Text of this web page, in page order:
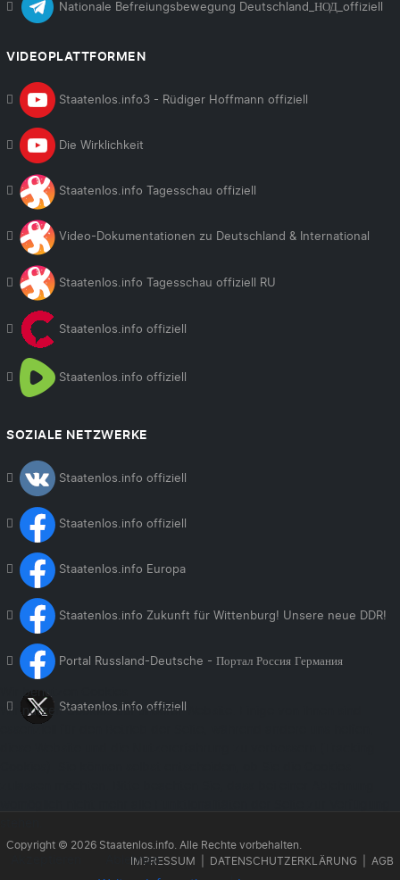
Nationale Befreiungsbewegung Deutschland_НОД_offiziell
VIDEOPLATTFORMEN
Staatenlos.info3 - Rüdiger Hoffmann offiziell
Die Wirklichkeit
Staatenlos.info Tagesschau offiziell
Video-Dokumentationen zu Deutschland & International
Staatenlos.info Tagesschau offiziell RU
Staatenlos.info offiziell
Staatenlos.info offiziell
SOZIALE NETZWERKE
Staatenlos.info offiziell
Staatenlos.info offiziell
Staatenlos.info Europa
Staatenlos.info Zukunft für Wittenburg! Unsere neue DDR!
Portal Russland-Deutsche - Портал Россия Германия
Staatenlos.info offiziell
Copyright © 2026 Staatenlos.info. Alle Rechte vorbehalten.
IMPRESSUM
DATENSCHUTZERKLÄRUNG AGB
Wir benutzen Cookies
Wir nutzen Cookies auf unserer Website. Einige von ihnen sind
Ablehnen